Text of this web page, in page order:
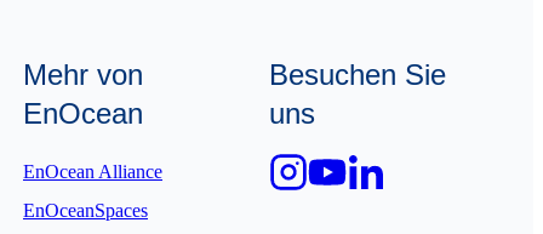
Mehr von
EnOcean
EnOcean Alliance
EnOceanSpaces
Besuchen Sie
uns